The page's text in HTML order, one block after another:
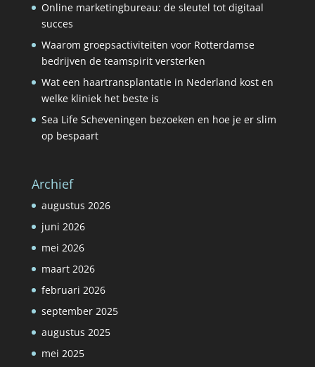
Online marketingbureau: de sleutel tot digitaal
succes
Waarom groepsactiviteiten voor Rotterdamse
bedrijven de teamspirit versterken
Wat een haartransplantatie in Nederland kost en
welke kliniek het beste is
Sea Life Scheveningen bezoeken en hoe je er slim
op bespaart
Archief
augustus 2026
juni 2026
mei 2026
maart 2026
februari 2026
september 2025
augustus 2025
mei 2025